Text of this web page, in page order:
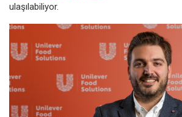
ulaşılabiliyor.